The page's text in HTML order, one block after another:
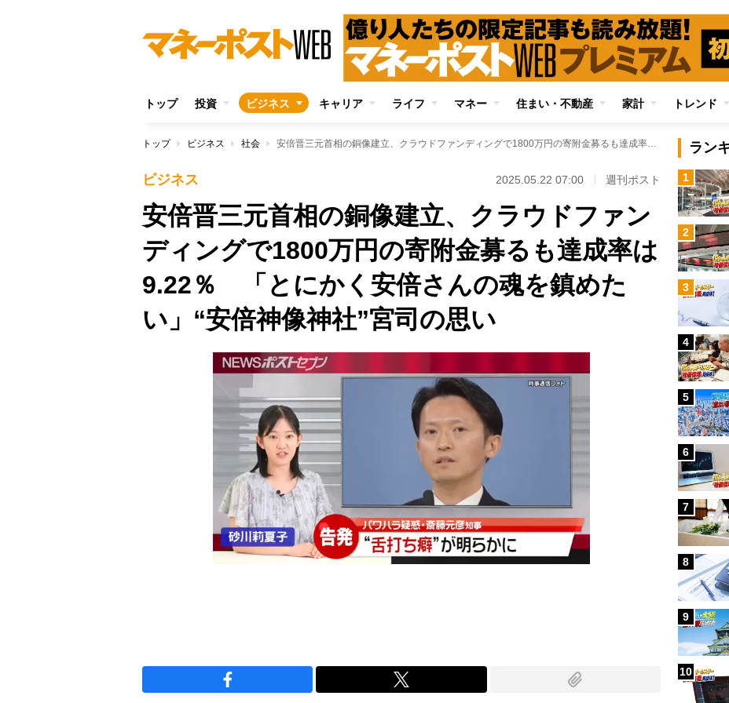
トップ 投資 ビジネス キャリア ライフ マネー 住まい・不動産 家計 トレンド
トップ ビジネス 社会 安倍晋三元首相の銅像建立、クラウドファンディングで1800万円の寄附金募るも達成率は9.22％ 「とにかく安倍さんの魂を鎮めたい」“安倍神像神社”宮司の思い
ビジネス 2025.05.22 07:00 週刊ポスト
安倍晋三元首相の銅像建立、クラウドファン
ディングで1800万円の寄附金募るも達成率は
9.22％ 「とにかく安倍さんの魂を鎮めた
い」“安倍神像神社”宮司の思い
ラン
1
2
3
4
5
6
7
8
9
10